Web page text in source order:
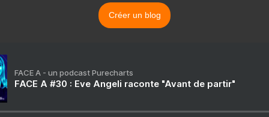
Créer un blog
FACE A - un podcast Purecharts
FACE A #30 : Eve Angeli raconte "Avant de partir"